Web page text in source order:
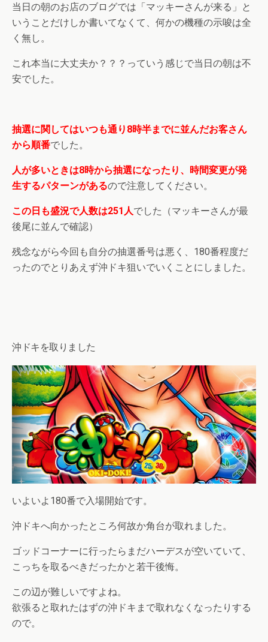
当日の朝のお店のブログでは「マッキーさんが来る」と
いうことだけしか書いてなくて、何かの機種の示唆は全
く無し。
これ本当に大丈夫か？？？っていう感じで当日の朝は不
安でした。
抽選に関してはいつも通り8時半までに並んだお客さん
から順番でした。
人が多いときは8時から抽選になったり、時間変更が発
生するパターンがあるので注意してください。
この日も盛況で人数は251人でした（マッキーさんが最
後尾に並んで確認）
残念ながら今回も自分の抽選番号は悪く、180番程度だ
ったのでとりあえず沖ドキ狙いでいくことにしました。
沖ドキを取りました
いよいよ180番で入場開始です。
沖ドキへ向かったところ何故か角台が取れました。
ゴッドコーナーに行ったらまだハーデスが空いていて、
こっちを取るべきだったかと若干後悔。
この辺が難しいですよね。
欲張ると取れたはずの沖ドキまで取れなくなったりする
ので。